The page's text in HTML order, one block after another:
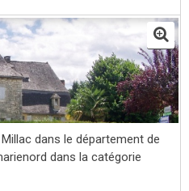
dans le département de
dans la catégorie